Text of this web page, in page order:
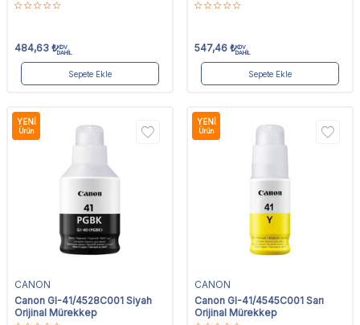
484,63 ₺KDV
DAHİL
Sepete Ekle
547,46 ₺KDV
DAHİL
Sepete Ekle
YENI
Ürün
CANON
Canon GI-41/4528C001 Siyah
Orijinal Mürekkep
YENI
Ürün
CANON
Canon GI-41/4545C001 Sarı
Orijinal Mürekkep